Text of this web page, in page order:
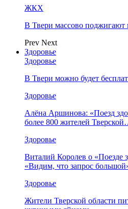
ЖКХ
В Твери массово поджигают
Prev Next
Здоровье
Здоровье
В Твери можно будет
Здоровье
Алёна Аршинова: «Поезд
более 800 жителей
Здоровье
Виталий Королев о «Поезде
«Видим, что запрос
Здоровье
Жители Тверской области